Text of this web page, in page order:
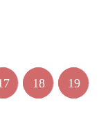
18 19